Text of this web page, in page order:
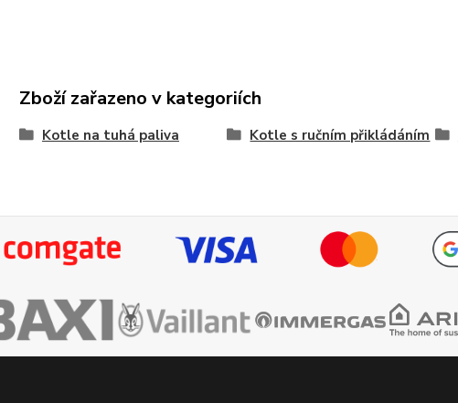
Zboží zařazeno v kategoriích
Kotle na tuhá paliva Kotle s ručním přikládáním